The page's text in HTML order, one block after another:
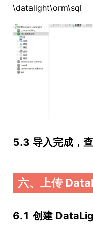
\datalight\orm\sql
5.3 导入完成，
六、上传
6.1 创建